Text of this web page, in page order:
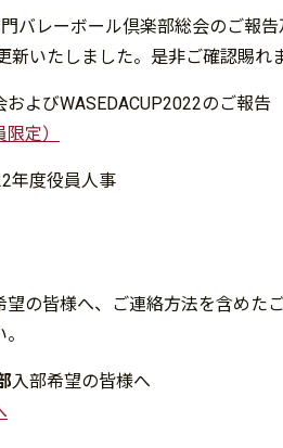
バレーボール倶楽部総会のご報
いたしました。是非ご確認賜れ
よびWASEDACUP2022のご報告
定）
年度役員人事
の皆様へ、ご連絡方法を含めた
入部希望の皆様へ